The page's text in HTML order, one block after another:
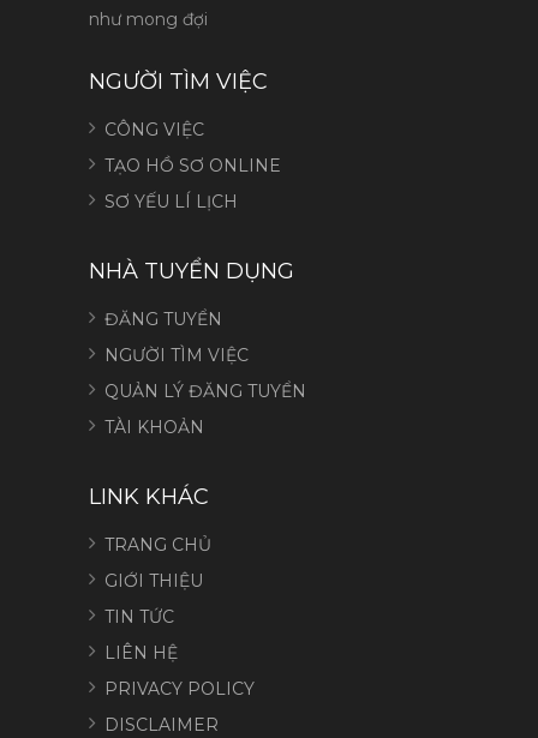
như mong đợi
NGƯỜI TÌM VIỆC
CÔNG VIỆC
TẠO HỒ SƠ ONLINE
SƠ YẾU LÍ LỊCH
NHÀ TUYỂN DỤNG
ĐĂNG TUYỂN
NGƯỜI TÌM VIỆC
QUẢN LÝ ĐĂNG TUYỂN
TÀI KHOẢN
LINK KHÁC
TRANG CHỦ
GIỚI THIỆU
TIN TỨC
LIÊN HỆ
PRIVACY POLICY
DISCLAIMER